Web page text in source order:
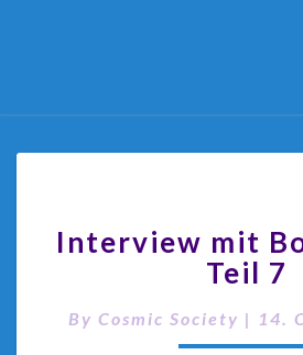
Interview mit
Teil 7
By Cosmic Society | 14.